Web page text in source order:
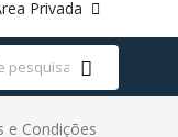
Privada
e Condições